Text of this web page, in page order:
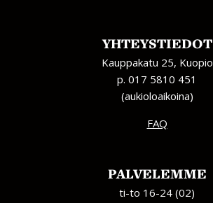
YHTEYSTIEDOT
Kauppakatu 25, Kuopio
p. 017 5810 451
(aukioloaikoina)
FAQ
PALVELEMME
ti-to 16-24 (02)